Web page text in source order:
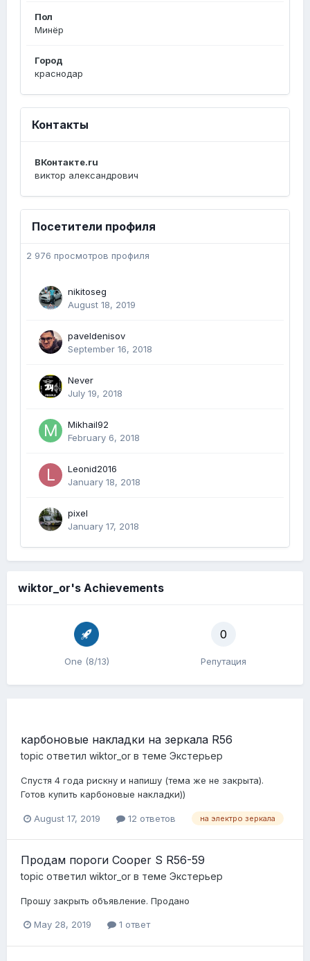
Пол
Минёр
Город
краснодар
Контакты
ВКонтакте.ru
виктор александрович
Посетители профиля
2 976 просмотров профиля
nikitoseg
August 18, 2019
paveldenisov
September 16, 2018
Never
July 19, 2018
Mikhail92
February 6, 2018
Leonid2016
January 18, 2018
pixel
January 17, 2018
wiktor_or's Achievements
One (8/13)
0
Репутация
карбоновые накладки на зеркала R56
topic ответил wiktor_or в теме Экстерьер
Спустя 4 года рискну и напишу (тема же не закрыта).
Готов купить карбоновые накладки))
August 17, 2019 12 ответов на электро зеркала
Продам пороги Cooper S R56-59
topic ответил wiktor_or в теме Экстерьер
Прошу закрыть объявление. Продано
May 28, 2019 1 ответ